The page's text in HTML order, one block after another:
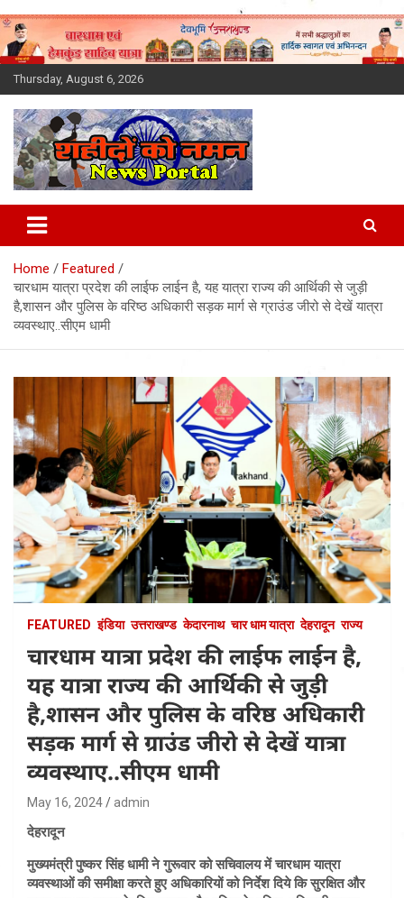
Skip
to
content
Thursday, August 6, 2026
Latest News Today, Breaking
News, Uttarakhand News in
Hindi
Home
Featured
चारधाम यात्रा प्रदेश की लाईफ लाईन है, यह यात्रा राज्य की आर्थिकी से जुड़ी
है,शासन और पुलिस के वरिष्ठ अधिकारी सड़क मार्ग से ग्राउंड जीरो से देखें यात्रा
व्यवस्थाए..सीएम धामी
FEATURED इंडिया उत्तराखण्ड केदारनाथ चार धाम यात्रा देहरादून राज्य
चारधाम यात्रा प्रदेश की लाईफ लाईन है,
यह यात्रा राज्य की आर्थिकी से जुड़ी
है,शासन और पुलिस के वरिष्ठ अधिकारी
सड़क मार्ग से ग्राउंड जीरो से देखें यात्रा
व्यवस्थाए..सीएम धामी
May 16, 2024 admin
देहरादून
मुख्यमंत्री पुष्कर सिंह धामी ने गुरूवार को सचिवालय में चारधाम यात्रा
व्यवस्थाओं की समीक्षा करते हुए अधिकारियों को निर्देश दिये कि सुरक्षित और